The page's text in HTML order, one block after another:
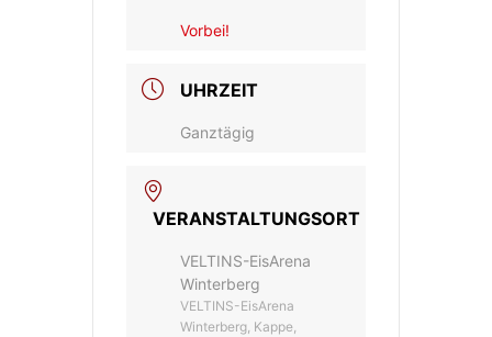
Vorbei!
UHRZEIT
Ganztägig
VERANSTALTUNGSORT
VELTINS-EisArena
Winterberg
VELTINS-EisArena
Winterberg, Kappe,